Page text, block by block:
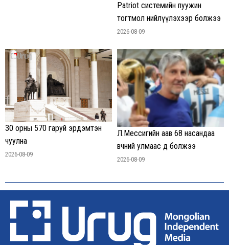
Patriot системийн пуужин
тогтмол нийлүүлэхээр болжээ
2026-08-09
30 орны 570 гаруй эрдэмтэн
чуулна
2026-08-09
Л.Мессигийн аав 68 насандаа
өвчний улмаас өөд болжээ
2026-08-09